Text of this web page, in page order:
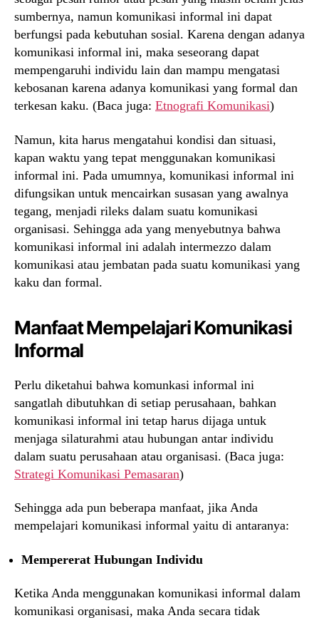
sumbernya, namun komunikasi informal ini dapat
berfungsi pada kebutuhan sosial. Karena dengan adanya
komunikasi informal ini, maka seseorang dapat
mempengaruhi individu lain dan mampu mengatasi
kebosanan karena adanya komunikasi yang formal dan
terkesan kaku. (Baca juga: Etnografi Komunikasi)
Namun, kita harus mengatahui kondisi dan situasi,
kapan waktu yang tepat menggunakan komunikasi
informal ini. Pada umumnya, komunikasi informal ini
difungsikan untuk mencairkan susasan yang awalnya
tegang, menjadi rileks dalam suatu komunikasi
organisasi. Sehingga ada yang menyebutnya bahwa
komunikasi informal ini adalah intermezzo dalam
komunikasi atau jembatan pada suatu komunikasi yang
kaku dan formal.
Manfaat Mempelajari Komunikasi
Informal
Perlu diketahui bahwa komunkasi informal ini
sangatlah dibutuhkan di setiap perusahaan, bahkan
komunikasi informal ini tetap harus dijaga untuk
menjaga silaturahmi atau hubungan antar individu
dalam suatu perusahaan atau organisasi. (Baca juga:
Strategi Komunikasi Pemasaran)
Sehingga ada pun beberapa manfaat, jika Anda
mempelajari komunikasi informal yaitu di antaranya:
Mempererat Hubungan Individu
Ketika Anda menggunakan komunikasi informal dalam
komunikasi organisasi, maka Anda secara tidak